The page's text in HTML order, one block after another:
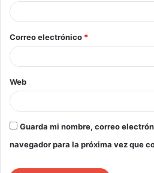
Correo electrónico *
Web
Guarda mi nombre, correo
navegador para la próxima vez que